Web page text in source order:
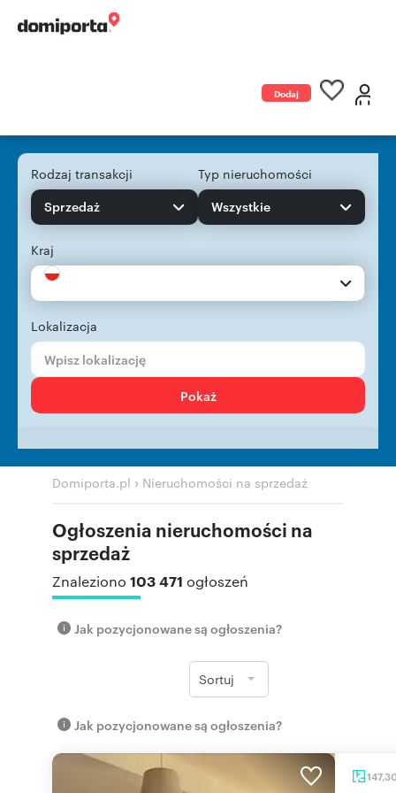
Dodaj
Rodzaj transakcji
Sprzedaż
Typ nieruchomości
Wszystkie
Kraj
Lokalizacja
Pokaż
Domiporta.pl › Nieruchomości na sprzedaż
Ogłoszenia nieruchomości na
sprzedaż
Znaleziono 103 471 ogłoszeń
Jak pozycjonowane są ogłoszenia?
Sortuj
Jak pozycjonowane są ogłoszenia?